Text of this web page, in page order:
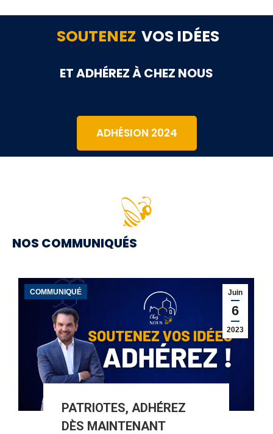
SOUTENEZ VOS IDÉES
ET ADHÉREZ À CHEZ NOUS
ADHÉSION 2024
NOS COMMUNIQUÉS
Juin
6
2023
COMMUNIQUÉ
PATRIOTES, ADHÉREZ
DÈS MAINTENANT